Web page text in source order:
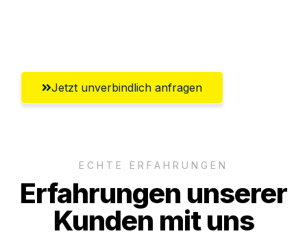
Jetzt unverbindlich anfragen
ECHTE ERFAHRUNGEN
Erfahrungen unserer
Kunden mit uns